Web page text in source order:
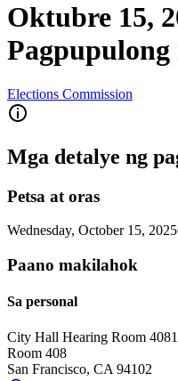
Oktubre 15,
Pagpupulong
Elections Commission
Mga detalye ng
Petsa at oras
Wednesday, October 15, 2025
Paano makilahok
Sa personal
City Hall Hearing Room 408
Room 408
San Francisco, CA 94102